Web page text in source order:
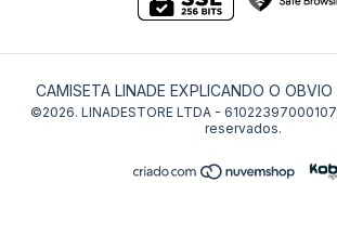
CAMISETA LINADE EXPLICANDO O OBVIO
©2026. LINADESTORE LTDA -
reservados.